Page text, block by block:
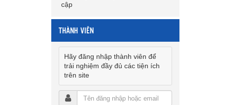
cập
THÀNH VIÊN
Hãy đăng nhập thành viên để
trải nghiệm đầy đủ các tiện ích
trên site